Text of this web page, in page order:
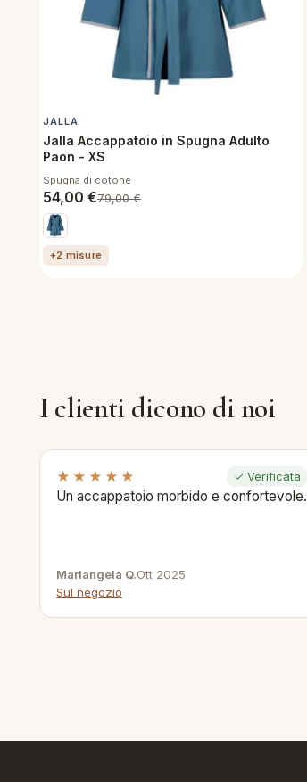
JALLA
Jalla Accappatoio in Spugna Adulto
Paon - XS
Spugna di cotone
54,00 €79,00€
+2 misure
I clienti dicono di noi
★★★★★ ✓ Verificata
Un accappatoio morbido e confortevole.
Mariangela Q.Ott 2025
Sul negozio